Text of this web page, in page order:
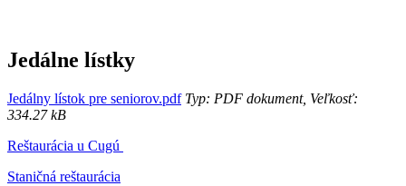
Jedálne lístky
Jedálny lístok pre seniorov.pdfTyp: PDF dokument, Veľkosť:
334.27 kB
Reštaurácia u Cugú
Staničná reštaurácia